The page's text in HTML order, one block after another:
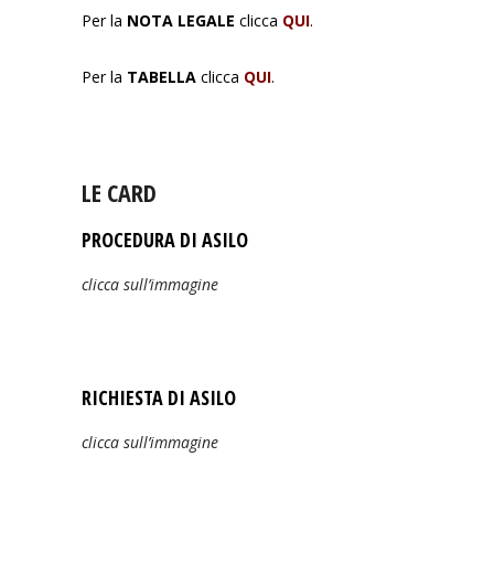
Per la NOTA LEGALE clicca QUI.
Per la TABELLA clicca QUI.
LE CARD
PROCEDURA DI ASILO
clicca sull’immagine
RICHIESTA DI ASILO
clicca sull’immagine